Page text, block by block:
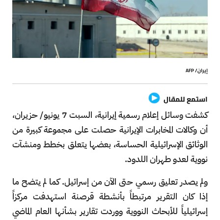
إيران/ AFP
استمع للمقال
كشفت وسائل إعلام رسمية إيرانية، السبت 7 يونيو/ حزيران،
أن وكالات المخابرات الإيرانية حصلت على مجموعة كبيرة من
الوثائق الإسرائيلية الحساسة، بعضها يتعلق بخطط ومنشآت
نووية لعدو طهران اللدود.
ولم يصدر تعليق رسمي حتى الآن من إسرائيل. كما لم يتضح ما
إذا كان التقرير مرتبطاً بأنشطة قرصنة استهدفت مركزاً
إسرائيلياً للأبحاث النووية ووردت تقارير بشأنها العام الماضي